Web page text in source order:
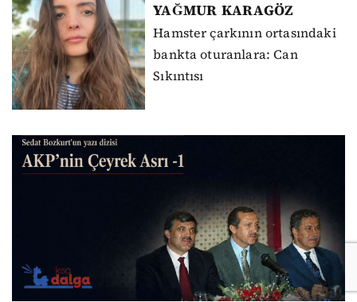
YAĞMUR KARAGÖZ
Hamster çarkının ortasındaki
bankta oturanlara: Can
Sıkıntısı